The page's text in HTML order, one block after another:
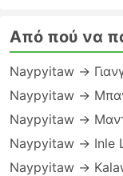
Από πού να
Naypyitaw →
Naypyitaw →
Naypyitaw →
Naypyitaw → Inle
Naypyitaw →